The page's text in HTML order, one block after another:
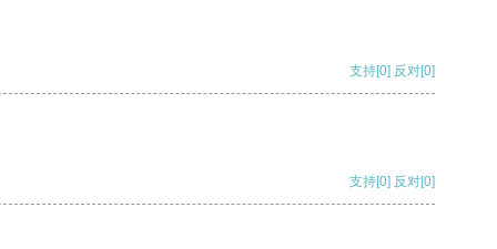
支持[0] 反对[0]
支持[0] 反对[0]